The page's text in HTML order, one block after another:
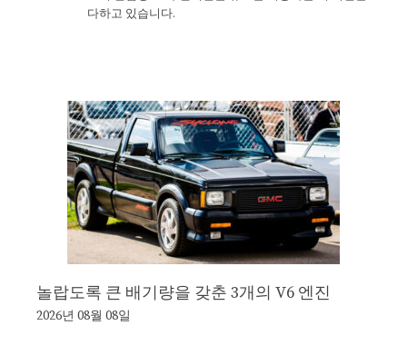
다하고 있습니다.
놀랍도록 큰 배기량을 갖춘 3개의 V6 엔진
2026년 08월 08일